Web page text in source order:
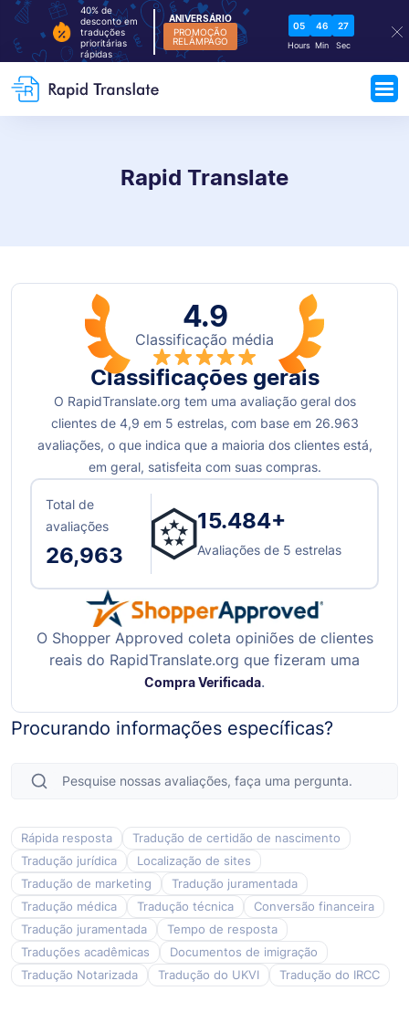
40% de
desconto em
traduções
prioritárias
rápidas
ANIVERSÁRIO
PROMOÇÃO
RELÂMPAGO
05
Hours
46
Min
26
Sec
Rapid Translate
4.9
Classificação média
Classificações gerais
O RapidTranslate.org tem uma avaliação geral dos
clientes de 4,9 em 5 estrelas, com base em 26.963
avaliações, o que indica que a maioria dos clientes está,
em geral, satisfeita com suas compras.
Total de
avaliações
26,963
15.484+
Avaliações de 5 estrelas
O Shopper Approved coleta opiniões de clientes
reais do RapidTranslate.org que fizeram uma
Compra Verificada.
Procurando informações específicas?
Rápida resposta
Tradução de certidão de nascimento
Tradução jurídica
Localização de sites
Tradução de marketing
Tradução juramentada
Tradução médica
Tradução técnica
Conversão financeira
Tradução juramentada
Tempo de resposta
Traduções acadêmicas
Documentos de imigração
Tradução Notarizada
Tradução do UKVI Tradução do IRCC